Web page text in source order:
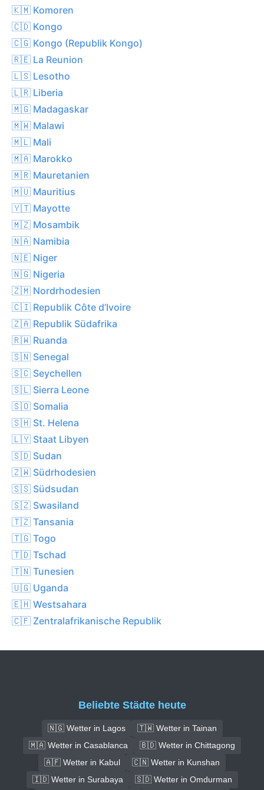
🇰🇲 Komoren
🇨🇩 Kongo
🇨🇬 Kongo (Republik Kongo)
🇷🇪 La Reunion
🇱🇸 Lesotho
🇱🇷 Liberia
🇲🇬 Madagaskar
🇲🇼 Malawi
🇲🇱 Mali
🇲🇦 Marokko
🇲🇷 Mauretanien
🇲🇺 Mauritius
🇾🇹 Mayotte
🇲🇿 Mosambik
🇳🇦 Namibia
🇳🇪 Niger
🇳🇬 Nigeria
🇿🇲 Nordrhodesien
🇨🇮 Republik Côte d’Ivoire
🇿🇦 Republik Südafrika
🇷🇼 Ruanda
🇸🇳 Senegal
🇸🇨 Seychellen
🇸🇱 Sierra Leone
🇸🇴 Somalia
🇸🇭 St. Helena
🇱🇾 Staat Libyen
🇸🇩 Sudan
🇿🇼 Südrhodesien
🇸🇸 Südsudan
🇸🇿 Swasiland
🇹🇿 Tansania
🇹🇬 Togo
🇹🇩 Tschad
🇹🇳 Tunesien
🇺🇬 Uganda
🇪🇭 Westsahara
🇨🇫 Zentralafrikanische Republik
Beliebte Städte heute
🇳🇬 Wetter in Lagos
🇹🇼 Wetter in Tainan
🇲🇦 Wetter in Casablanca
🇧🇩 Wetter in Chittagong
🇦🇫 Wetter in Kabul
🇨🇳 Wetter in Kunshan
🇮🇩 Wetter in Surabaya
🇸🇩 Wetter in Omdurman